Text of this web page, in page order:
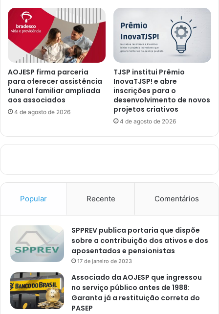
AOJESP firma parceria
para oferecer assistência
funeral familiar ampliada
aos associados
4 de agosto de 2026
TJSP institui Prêmio
InovaTJSP! e abre
inscrições para o
desenvolvimento de novos
projetos criativos
4 de agosto de 2026
Popular Recente Comentários
SPPREV publica portaria que dispõe
sobre a contribuição dos ativos e dos
aposentados e pensionistas
17 de janeiro de 2023
Associado da AOJESP que ingressou
no serviço público antes de 1988:
Garanta já a restituição correta do
PASEP